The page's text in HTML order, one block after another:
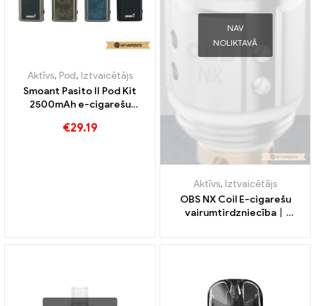
Aktīvs, Pod, Iztvaicētājs
Smoant Pasito II Pod Kit
2500mAh e-cigarešu
pasūtījuma
€29.19
NAV
NOLIKTAVĀ
Aktīvs, Iztvaicētājs
OBS NX Coil E-cigarešu
vairumtirdzniecība丨